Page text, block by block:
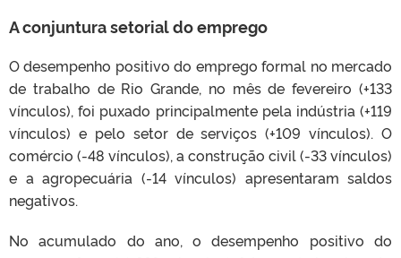
A conjuntura setorial do emprego
O desempenho positivo do emprego formal no mercado
de trabalho de Rio Grande, no mês de fevereiro (+133
vínculos), foi puxado principalmente pela indústria (+119
vínculos) e pelo setor de serviços (+109 vínculos). O
comércio (-48 vínculos), a construção civil (-33 vínculos)
e a agropecuária (-14 vínculos) apresentaram saldos
negativos.
No acumulado do ano, o desempenho positivo do